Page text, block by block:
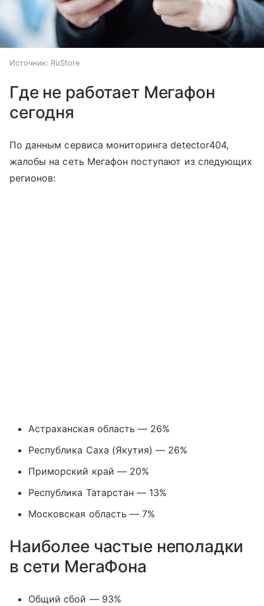
Источник: RuStore
Где не работает Мегафон
сегодня
По данным сервиса мониторинга detector404,
жалобы на сеть Мегафон поступают из следующих
регионов:
Астраханская область — 26%
Республика Саха (Якутия) — 26%
Приморский край — 20%
Республика Татарстан — 13%
Московская область — 7%
Наиболее частые неполадки
в сети МегаФона
Общий сбой — 93%